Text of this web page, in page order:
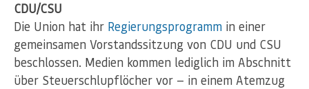
CDU/CSU
Die Union hat ihr Regierungsprogramm in einer
gemeinsamen Vorstandssitzung von CDU und CSU
beschlossen. Medien kommen lediglich im Abschnitt
über Steuerschlupflöcher vor — in einem Atemzug